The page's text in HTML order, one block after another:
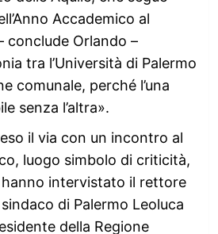
Accademico al
conclude Orlando –
tra l’Università di Palermo
comunale, perché l’una
senza l’altra».
il via con un incontro al
luogo simbolo di criticità,
intervistato il rettore
di Palermo Leoluca
della Regione